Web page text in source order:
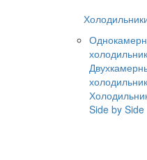
Side by Side